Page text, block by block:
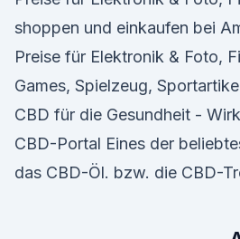
shoppen und einkaufen bei
Preise für Elektronik & Foto,
Games, Spielzeug,
CBD für die Gesundheit -
CBD-Portal Eines der
das CBD-Öl. bzw. die CBD-